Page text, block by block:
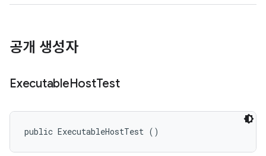
공개 생성자
ExecutableHostTest
public ExecutableHostTest ()